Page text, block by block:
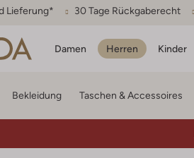
Lieferung* 30 Tage Rückgaberecht
Damen Herren Kinder
Bekleidung Taschen & Accessoires